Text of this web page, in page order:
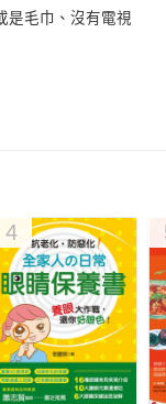
是毛巾、沒有電視
要的房子、建構
、硬體、頂級的
！
，在旅程中的住
角落，發現人與
緩慢悠閒的生活步
4